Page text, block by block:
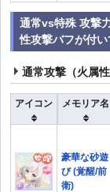
通常vs特殊 攻撃
性攻撃バフが付
通常攻撃（火属
アイコン メモリア名
豪華な砂遊
び (覚醒/前
衛)